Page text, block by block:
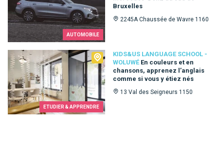
AUTOMOBILE
Bruxelles
2245A Chaussée de Wavre 1160
ETUDIER & APPRENDRE
KIDS&US LANGUAGE SCHOOL -
WOLUWÉ En couleurs et en
chansons, apprenez l’anglais
comme si vous y étiez nés
13 Val des Seigneurs 1150
Kids&Us language school - Woluwé